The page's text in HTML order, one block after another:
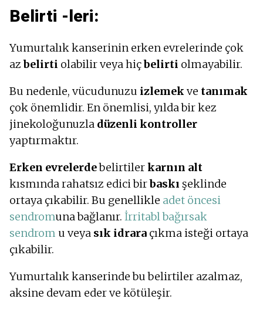
Belirti -leri:
Yumurtalık kanserinin erken evrelerinde çok
azbelirti olabilir veya hiçbelirti olmayabilir.
Bu nedenle, vücudunuzu izlemek ve tanımak
çok önemlidir. En önemlisi, yılda bir kez
jinekoloğunuzla düzenli kontroller
yaptırmaktır.
Erken evrelerdebelirtilerkarnın alt
kısmında rahatsız edici birbaskı şeklinde
ortaya çıkabilir. Bu genellikle adet öncesi
sendromuna bağlanır. İrritabl bağırsak
sendrom u veya sık idrara çıkma isteği ortaya
çıkabilir.
Yumurtalık kanserinde bu belirtiler azalmaz,
aksine devam eder ve kötüleşir.